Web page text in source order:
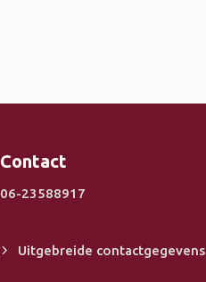
Contact
06-23588917
Uitgebreide contactgegevens